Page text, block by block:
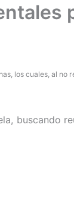
los cuales, al no
buscando